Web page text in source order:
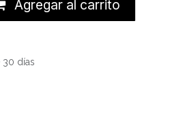
Agregar al carrito
días